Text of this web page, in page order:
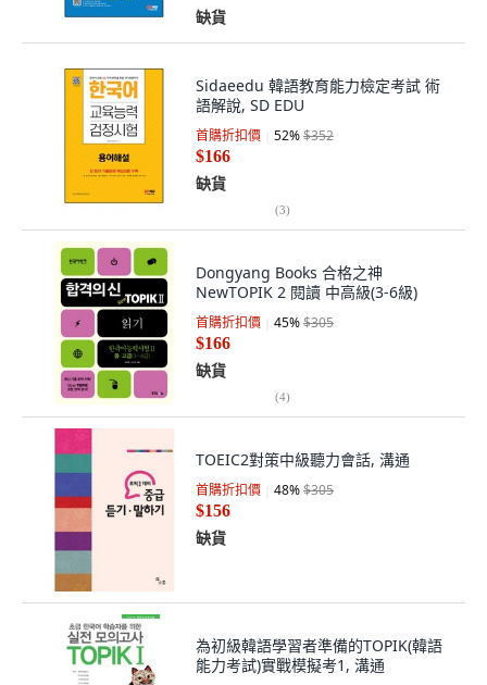
缺貨
Sidaeedu 韓語教育能力檢定考試 術
語解說, SD EDU
首購折扣價 52%$352
$166
缺貨
(3)
Dongyang Books 合格之神
NewTOPIK 2 閱讀 中高級(3-6級)
首購折扣價 45%$305
$166
缺貨
(4)
TOEIC2對策中級聽力會話, 溝通
首購折扣價 48%$305
$156
缺貨
為初級韓語學習者準備的TOPIK(韓語
能力考試)實戰模擬考1, 溝通